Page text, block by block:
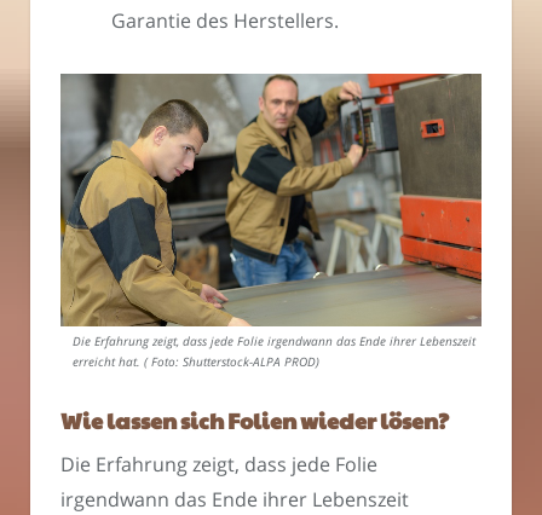
Garantie des Herstellers.
Die Erfahrung zeigt, dass jede Folie irgendwann das Ende ihrer Lebenszeit
erreicht hat. ( Foto: Shutterstock-ALPA PROD)
Wie lassen sich Folien wieder lösen?
Die Erfahrung zeigt, dass jede Folie
irgendwann das Ende ihrer Lebenszeit